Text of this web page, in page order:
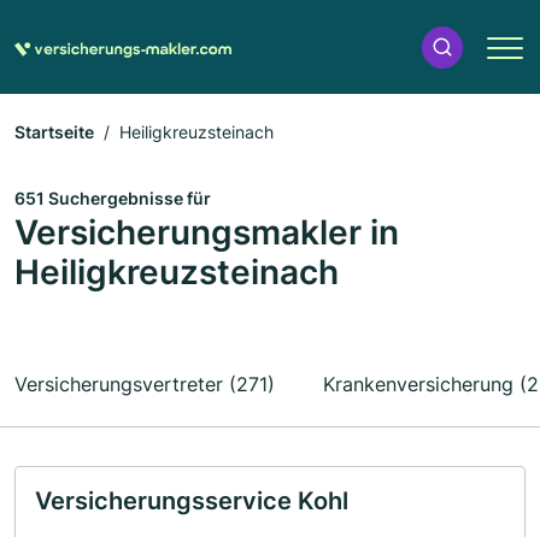
Startseite Heiligkreuzsteinach
651 Suchergebnisse für
Versicherungsmakler in
Heiligkreuzsteinach
Versicherungsvertreter (271) Krankenversicherung
Versicherungsservice Kohl